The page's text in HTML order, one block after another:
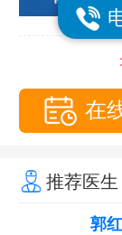
在
推荐医生
郭